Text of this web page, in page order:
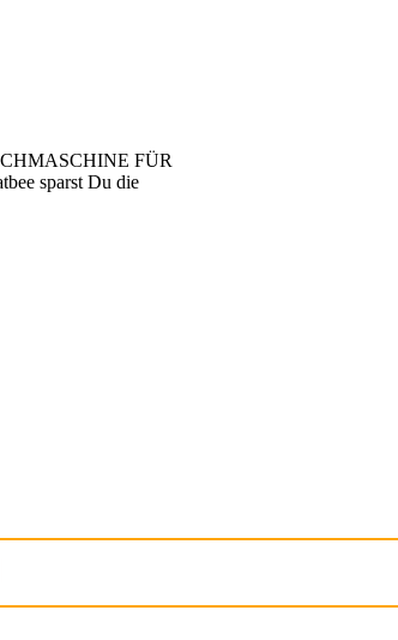
FÜR
sparst Du die